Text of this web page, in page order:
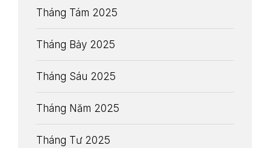
Tháng Tám 2025
Tháng Bảy 2025
Tháng Sáu 2025
Tháng Năm 2025
Tháng Tư 2025